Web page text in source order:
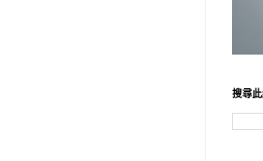
搜尋